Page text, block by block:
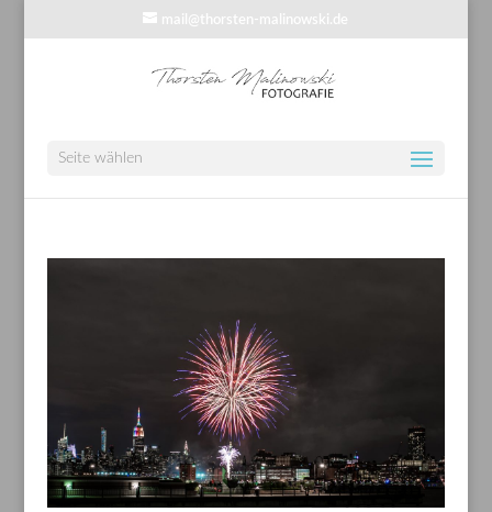
mail@thorsten-malinowski.de
Seite wählen